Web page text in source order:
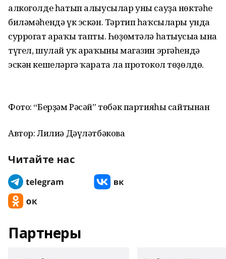
алкоголде һатып алыусылар уны сауҙа нөктәһе
биләмәһендә үк эскән. Тәртип һаҡсылары унда
суррогат араҡы тапты. Һөҙөмтәлә һатыусыға ғына
түгел, шулай уҡ араҡыны магазин эргәһендә
эскән кешеләргә ҡарата ла протокол төҙөлдө.
Фото: “Берҙәм Рәсәй” төбәк партияһы сайтынан
Автор: Лилиә Дәүләтбәкова
Читайте нас
Партнеры